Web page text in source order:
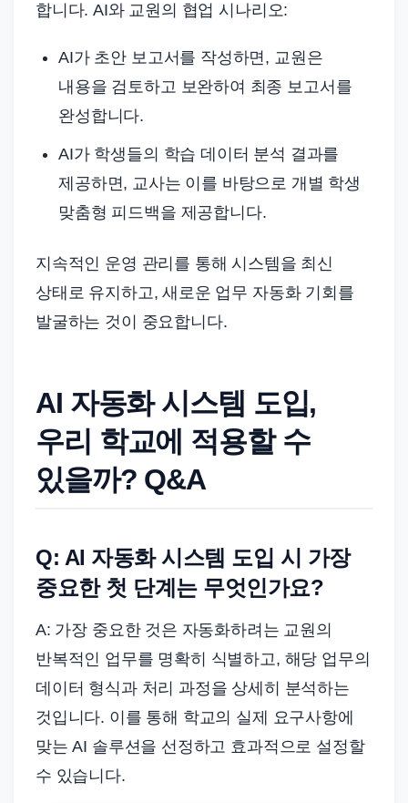
합니다. AI와 교원의 협업 시나리오:
AI가 초안 보고서를 작성하면, 교원은
내용을 검토하고 보완하여 최종 보고서를
완성합니다.
AI가 학생들의 학습 데이터 분석 결과를
제공하면, 교사는 이를 바탕으로 개별 학생
맞춤형 피드백을 제공합니다.
지속적인 운영 관리를 통해 시스템을 최신
상태로 유지하고, 새로운 업무 자동화 기회를
발굴하는 것이 중요합니다.
AI 자동화 시스템 도입,
우리 학교에 적용할 수
있을까? Q&A
Q: AI 자동화 시스템 도입 시 가장
중요한 첫 단계는 무엇인가요?
A: 가장 중요한 것은 자동화하려는 교원의
반복적인 업무를 명확히 식별하고, 해당 업무의
데이터 형식과 처리 과정을 상세히 분석하는
것입니다. 이를 통해 학교의 실제 요구사항에
맞는 AI 솔루션을 선정하고 효과적으로 설정할
수 있습니다.